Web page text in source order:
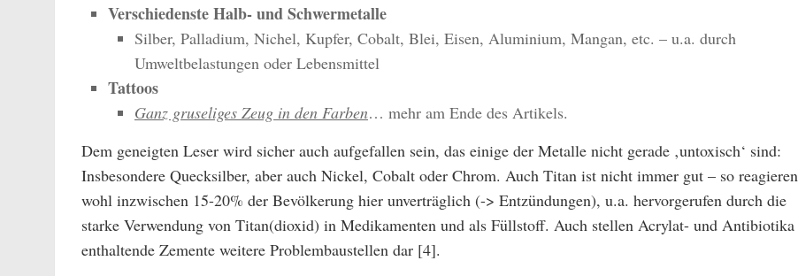
Verschiedenste Halb- und Schwermetalle
Silber, Palladium, Nichel, Kupfer, Cobalt, Blei, Eisen, Aluminium, Mangan, etc. – u.a. durch
Umweltbelastungen oder Lebensmittel
Tattoos
Ganz gruseliges Zeug in den Farben… mehr am Ende des Artikels.
Dem geneigten Leser wird sicher auch aufgefallen sein, das einige der Metalle nicht gerade ‚untoxisch‘ sind:
Insbesondere Quecksilber, aber auch Nickel, Cobalt oder Chrom. Auch Titan ist nicht immer gut – so reagieren
wohl inzwischen 15-20% der Bevölkerung hier unverträglich (-> Entzündungen), u.a. hervorgerufen durch die
starke Verwendung von Titan(dioxid) in Medikamenten und als Füllstoff. Auch stellen Acrylat- und Antibiotika
enthaltende Zemente weitere Problembaustellen dar [4].